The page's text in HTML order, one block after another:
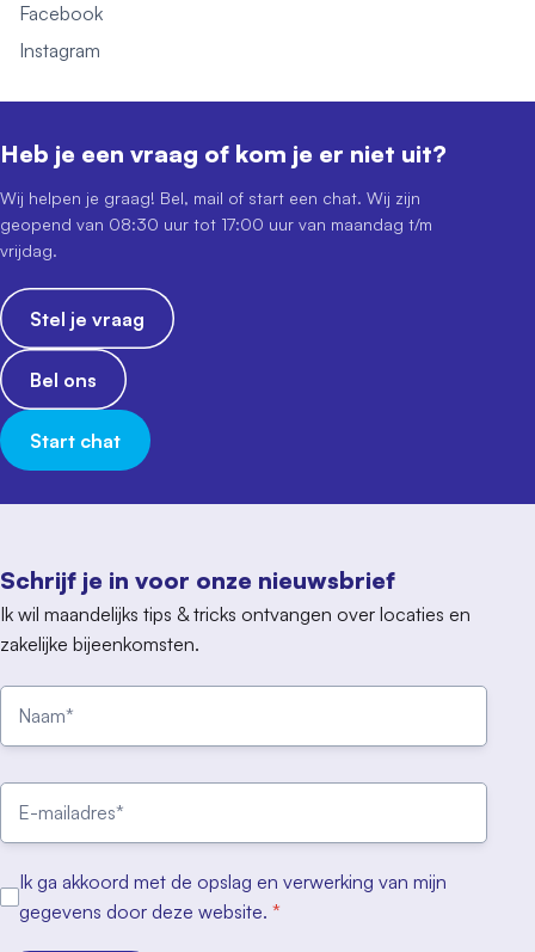
Facebook
Instagram
Schrijf je in voor onze nieuwsbrief
Ik wil maandelijks tips & tricks ontvangen over locaties en
zakelijke bijeenkomsten.
Ik ga akkoord met de opslag en verwerking van mijn
gegevens door deze website. *
Heb je een vraag of kom je er niet uit?
Wij helpen je graag! Bel, mail of start een chat. Wij zijn
geopend van 08:30 uur tot 17:00 uur van maandag t/m
vrijdag.
Stel je vraag
Bel ons
Start chat